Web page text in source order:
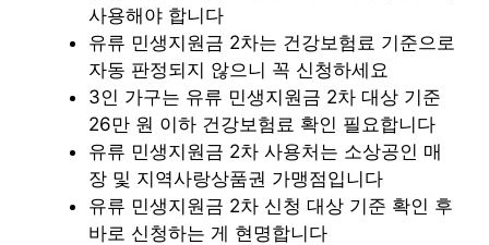
사용해야 합니다
유류 민생지원금 2차는 건강보험료 기준으로
자동 판정되지 않으니 꼭 신청하세요
3인 가구는 유류 민생지원금 2차 대상 기준
26만 원 이하 건강보험료 확인 필요합니다
유류 민생지원금 2차 사용처는 소상공인 매
장 및 지역사랑상품권 가맹점입니다
유류 민생지원금 2차 신청 대상 기준 확인 후
바로 신청하는 게 현명합니다